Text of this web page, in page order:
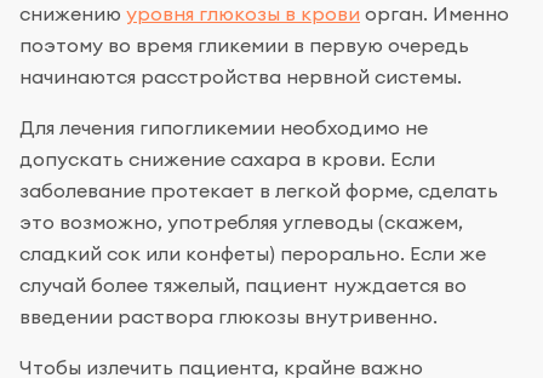
снижению уровня глюкозы в крови орган. Именно
поэтому во время гликемии в первую очередь
начинаются расстройства нервной системы.
Для лечения гипогликемии необходимо не
допускать снижение сахара в крови. Если
заболевание протекает в легкой форме, сделать
это возможно, употребляя углеводы (скажем,
сладкий сок или конфеты) перорально. Если же
случай более тяжелый, пациент нуждается во
введении раствора глюкозы внутривенно.
Чтобы излечить пациента, крайне важно